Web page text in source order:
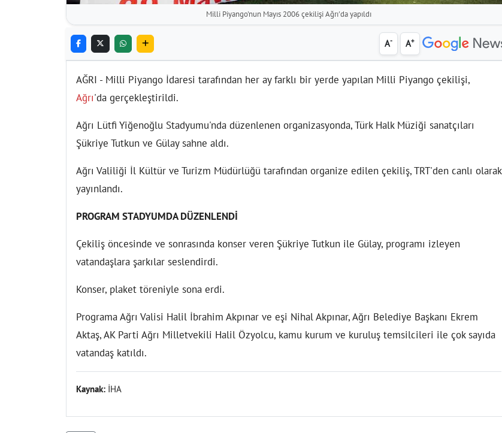
Milli Piyango'nun Mayıs 2006 çekilişi Ağrı'da yapıldı
A- A+
AĞRI - Milli Piyango İdaresi tarafından her ay farklı bir yerde yapılan Milli Piyango çekilişi,
Ağrı'da gerçekleştirildi.
Ağrı Lütfi Yiğenoğlu Stadyumu'nda düzenlenen organizasyonda, Türk Halk Müziği sanatçıları
Şükriye Tutkun ve Gülay sahne aldı.
Ağrı Valiliği İl Kültür ve Turizm Müdürlüğü tarafından organize edilen çekiliş, TRT'den canlı olarak
yayınlandı.
PROGRAM STADYUMDA DÜZENLENDİ
Çekiliş öncesinde ve sonrasında konser veren Şükriye Tutkun ile Gülay, programı izleyen
vatandaşlara şarkılar seslendirdi.
Konser, plaket töreniyle sona erdi.
Programa Ağrı Valisi Halil İbrahim Akpınar ve eşi Nihal Akpınar, Ağrı Belediye Başkanı Ekrem
Aktaş, AK Parti Ağrı Milletvekili Halil Özyolcu, kamu kurum ve kuruluş temsilcileri ile çok sayıda
vatandaş katıldı.
Kaynak: İHA